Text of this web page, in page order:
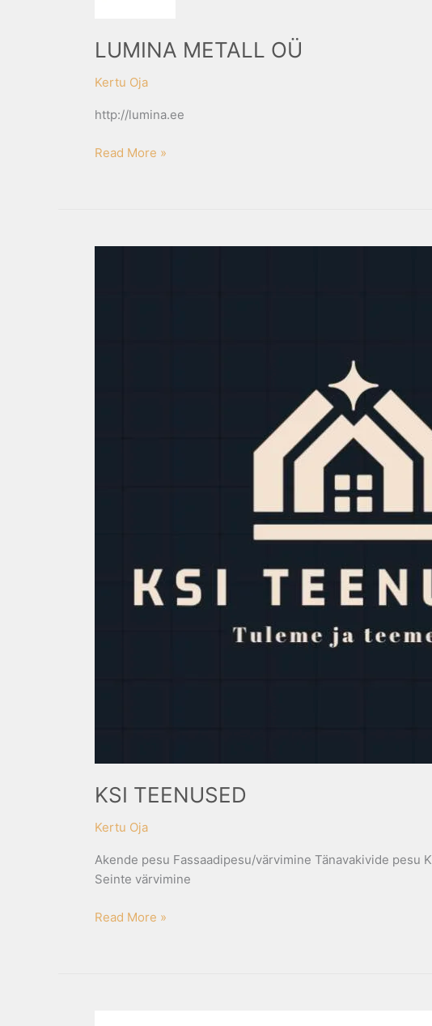
LUMINA METALL OÜ
Kertu Oja
http://lumina.ee
Read More »
KSI TEENUSED
Kertu Oja
Akende pesu Fassaadipesu/värvimine Tänavakivide
Seinte värvimine
Read More »